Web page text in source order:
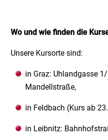
Wo und wie finden die
Unsere Kursorte sind:
in Graz: Uhlandgasse
Mandellstraße,
in Feldbach (Kurs ab
in Leibnitz: